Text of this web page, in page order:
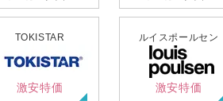
TOKISTAR
激安特価
ルイスポールセン
激安特価